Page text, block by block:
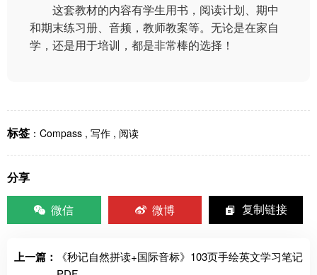
这套教材的内容有学生用书，阅读计划、期中
和期末练习册、音频，教师教案等。无论是在家自
学，还是用于培训，都是非常棒的选择！
标签 ： Compass , 写作 , 阅读
分享
微信
微博 复制链接
上一篇：
《秒记自然拼读+国际音标》103页手绘英文学习笔记